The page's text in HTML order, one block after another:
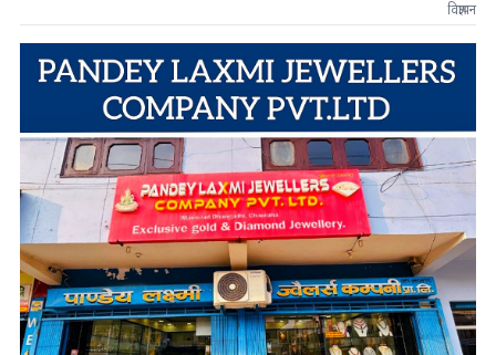
विज्ञापन